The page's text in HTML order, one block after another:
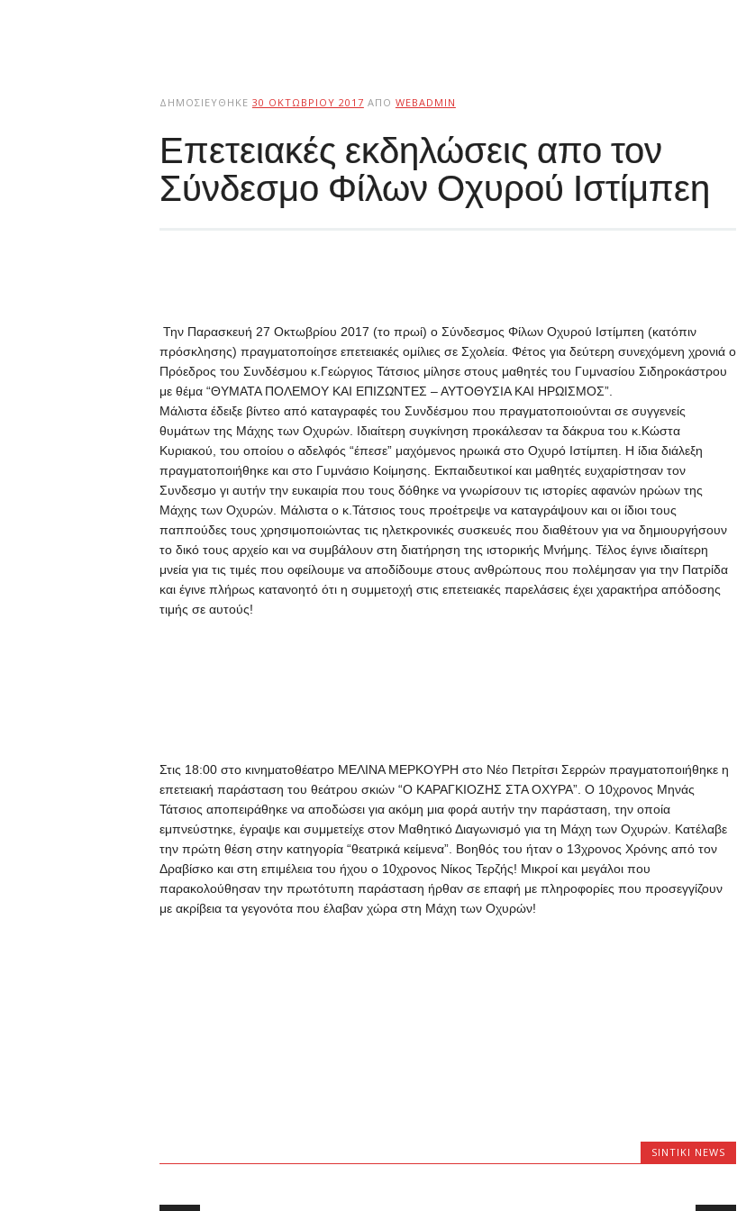
ΔΗΜΟΣΙΕΎΘΗΚΕ 30 ΟΚΤΩΒΡΊΟΥ 2017 ΑΠΌ WEBADMIN
Επετειακές εκδηλώσεις απο τον
Σύνδεσμο Φίλων Οχυρού Ιστίμπεη
Την Παρασκευή 27 Οκτωβρίου 2017 (το πρωί) ο Σύνδεσμος Φίλων Οχυρού Ιστίμπεη (κατόπιν
πρόσκλησης) πραγματοποίησε επετειακές ομίλιες σε Σχολεία. Φέτος για δεύτερη συνεχόμενη χρονιά ο
Πρόεδρος του Συνδέσμου κ.Γεώργιος Τάτσιος μίλησε στους μαθητές του Γυμνασίου Σιδηροκάστρου
με θέμα “ΘΥΜΑΤΑ ΠΟΛΕΜΟΥ ΚΑΙ ΕΠΙΖΩΝΤΕΣ – ΑΥΤΟΘΥΣΙΑ ΚΑΙ ΗΡΩΙΣΜΟΣ”.
Μάλιστα έδειξε βίντεο από καταγραφές του Συνδέσμου που πραγματοποιούνται σε συγγενείς
θυμάτων της Μάχης των Οχυρών. Ιδιαίτερη συγκίνηση προκάλεσαν τα δάκρυα του κ.Κώστα
Κυριακού, του οποίου ο αδελφός “έπεσε” μαχόμενος ηρωικά στο Οχυρό Ιστίμπεη. Η ίδια διάλεξη
πραγματοποιήθηκε και στο Γυμνάσιο Κοίμησης. Εκπαιδευτικοί και μαθητές ευχαρίστησαν τον
Συνδεσμο γι αυτήν την ευκαιρία που τους δόθηκε να γνωρίσουν τις ιστορίες αφανών ηρώων της
Μάχης των Οχυρών. Μάλιστα ο κ.Τάτσιος τους προέτρεψε να καταγράψουν και οι ίδιοι τους
παππούδες τους χρησιμοποιώντας τις ηλετκρονικές συσκευές που διαθέτουν για να δημιουργήσουν
το δικό τους αρχείο και να συμβάλουν στη διατήρηση της ιστορικής Μνήμης. Τέλος έγινε ιδιαίτερη
μνεία για τις τιμές που οφείλουμε να αποδίδουμε στους ανθρώπους που πολέμησαν για την Πατρίδα
και έγινε πλήρως κατανοητό ότι η συμμετοχή στις επετειακές παρελάσεις έχει χαρακτήρα απόδοσης
τιμής σε αυτούς!
Στις 18:00 στο κινηματοθέατρο ΜΕΛΙΝΑ ΜΕΡΚΟΥΡΗ στο Νέο Πετρίτσι Σερρών πραγματοποιήθηκε η
επετειακή παράσταση του θεάτρου σκιών “Ο ΚΑΡΑΓΚΙΟΖΗΣ ΣΤΑ ΟΧΥΡΑ”. Ο 10χρονος Μηνάς
Τάτσιος αποπειράθηκε να αποδώσει για ακόμη μια φορά αυτήν την παράσταση, την οποία
εμπνεύστηκε, έγραψε και συμμετείχε στον Μαθητικό Διαγωνισμό για τη Μάχη των Οχυρών. Κατέλαβε
την πρώτη θέση στην κατηγορία “θεατρικά κείμενα”. Βοηθός του ήταν ο 13χρονος Χρόνης από τον
Δραβίσκο και στη επιμέλεια του ήχου ο 10χρονος Νίκος Τερζής! Μικροί και μεγάλοι που
παρακολούθησαν την πρωτότυπη παράσταση ήρθαν σε επαφή με πληροφορίες που προσεγγίζουν
με ακρίβεια τα γεγονότα που έλαβαν χώρα στη Μάχη των Οχυρών!
SINTIKI NEWS